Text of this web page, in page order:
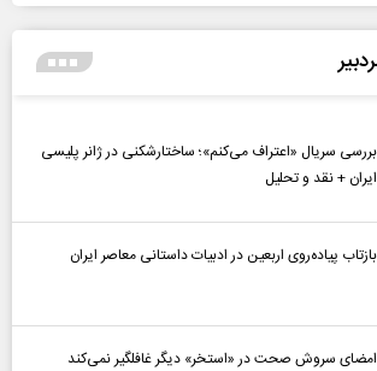
بررسی سریال «اعتراف می‌کنم»؛ ساختارشکنی در ژانر پلیسی
ایران + نقد و تحلیل
بازتاب پیاده‌روی اربعین در ادبیات داستانی معاصر ایران
امضای سروش صحت در «استخر» دیگر غافلگیر نمی‌کند